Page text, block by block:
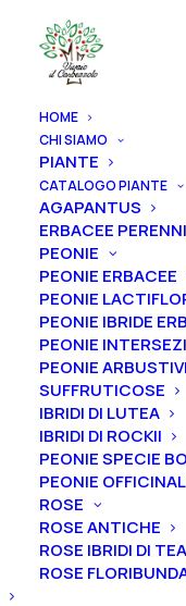
HOME
CHI SIAMO
PIANTE
CATALOGO PIANTE
AGAPANTUS
ERBACEE PERENNI
PEONIE
PEONIE ERBACEE
PEONIE
PEONIE IBRIDE
PEONIE
PEONIE
SUFFRUTICOSE
IBRIDI DI LUTEA
IBRIDI DI ROCKII
PEONIE SPECIE
PEONIE
ROSE
ROSE ANTICHE
ROSE IBRIDI DI
ROSE